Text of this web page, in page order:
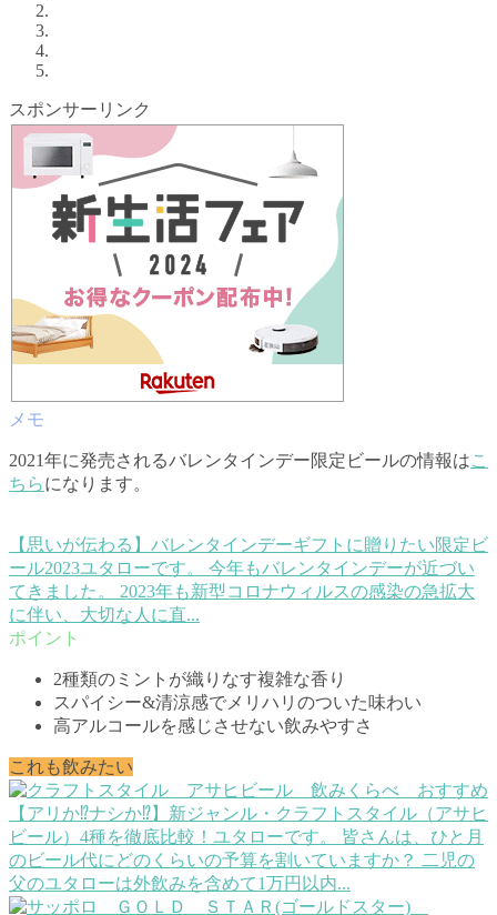
スポンサーリンク
2021年に発売されるバレンタインデー限定ビールの情報はこ
ちらになります。
【思いが伝わる】バレンタインデーギフトに贈りたい限定ビ
ール2023ユタローです。 今年もバレンタインデーが近づい
てきました。 2023年も新型コロナウィルスの感染の急拡大
に伴い、大切な人に直...
2種類のミントが織りなす複雑な香り
スパイシー&清涼感でメリハリのついた味わい
高アルコールを感じさせない飲みやすさ
これも飲みたい
【アリか⁉ナシか⁉】新ジャンル・クラフトスタイル（アサヒ
ビール）4種を徹底比較！ ユタローです。 皆さんは、ひと月
のビール代にどのくらいの予算を割いていますか？ 二児の
父のユタローは外飲みを含めて1万円以内...